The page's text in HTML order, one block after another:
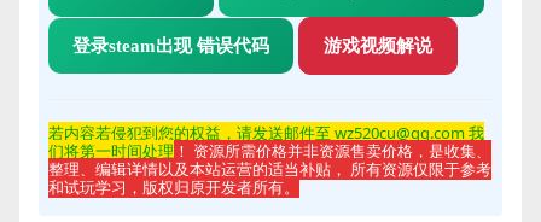
登录steam出现 错误代码 游戏视频解说
若内容若侵犯到您的权益，请发送邮件至 wz520cu@qq.com 我
们将第一时间处理 ！ 资源所需价格并非资源售卖价格，是收集、
整理、编辑详情以及本站运营的适当补贴， 所有资源仅限于参考
和试玩学习，版权归原开发者所有。